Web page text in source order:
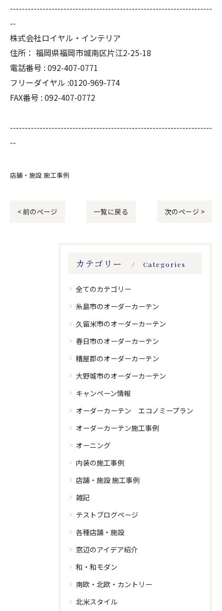
--------------------------------------------------------------------
--
株式会社ロイヤル・インテリア
住所： 福岡県福岡市城南区片江2-25-18
電話番号 : 092-407-0771
フリーダイヤル :0120-969-774
FAX番号 : 092-407-0772
--------------------------------------------------------------------
--
店舗・施設 施工事例
< 前のページ 一覧に戻る 次のページ >
カテゴリー Categories
全てのカテゴリー
糸島市のオーダーカーテン
久留米市のオーダーカーテン
春日市のオーダーカーテン
糟屋郡のオーダーカーテン
大野城市のオーダーカーテン
キャンペーン情報
オーダーカーテン エコノミープラン
オーダーカーテン施工事例
オーニング
内装の施工事例
店舗・施設 施工事例
雑記
テストブログページ
各種店舗・施設
窓辺のアイデア紹介
和・和モダン
南欧・北欧・カントリー
北米スタイル